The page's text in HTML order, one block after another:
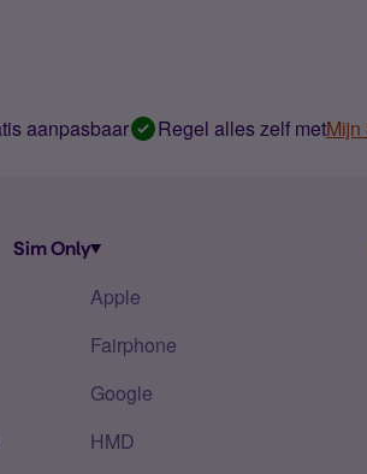
aanpasbaar Regel alles zelf metMijn
Sim Only
Apple
Fairphone
Google
HMD